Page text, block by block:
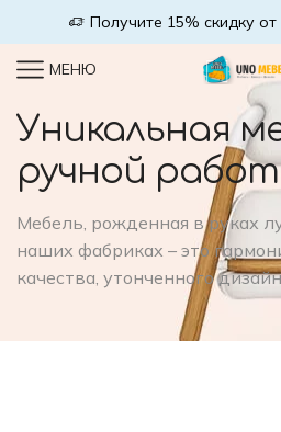
Получите 15% скидку от
МЕНЮ
Уникальная
ручной
Мебель, рожденная в руках
наших фабриках – это
качества, утонченного